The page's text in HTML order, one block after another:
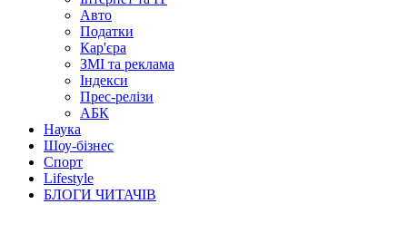
Авто
Податки
Кар'єра
ЗМІ та реклама
Індекси
Прес-релізи
АБК
Наука
Шоу-бізнес
Спорт
Lifestyle
БЛОГИ ЧИТАЧІВ